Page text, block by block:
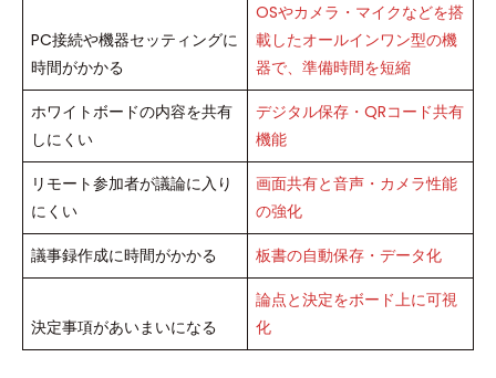
PC接続や機器セッティングに
時間がかかる
OSやカメラ・マイクなどを搭
載したオールインワン型の機
器で、準備時間を短縮
ホワイトボードの内容を共有
しにくい
デジタル保存・QRコード共有
機能
リモート参加者が議論に入り
にくい
画面共有と音声・カメラ性能
の強化
議事録作成に時間がかかる
板書の自動保存・データ化
決定事項があいまいになる
論点と決定をボード上に可視
化